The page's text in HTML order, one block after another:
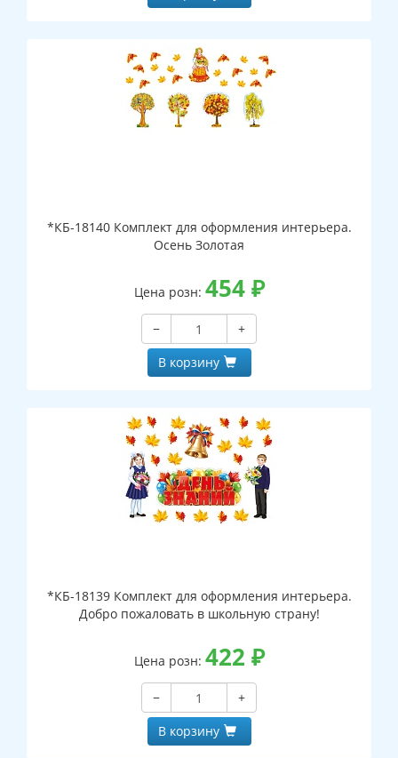
*КБ-18140 Комплект для оформления интерьера.
Осень Золотая
Цена розн: 454₽
−
+
В корзину
*КБ-18139 Комплект для оформления интерьера.
Добро пожаловать в школьную страну!
Цена розн: 422 ₽
−
+
В корзину